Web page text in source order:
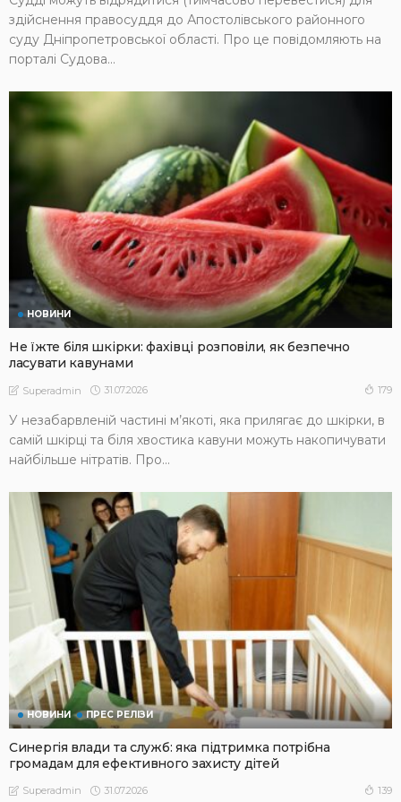
здійснення правосуддя до Апостолівського районного
суду Дніпропетровської області. Про це повідомляють на
порталі Судова...
НОВИНИ
Не їжте біля шкірки: фахівці розповіли, як безпечно
ласувати кавунами
Superadmin 31.07.2026 179
У незабарвленій частині м’якоті, яка прилягає до шкірки, в
самій шкірці та біля хвостика кавуни можуть накопичувати
найбільше нітратів. Про...
НОВИНИ ПРЕС РЕЛІЗИ
Синергія влади та служб: яка підтримка потрібна
громадам для ефективного захисту дітей
Superadmin 31.07.2026 139